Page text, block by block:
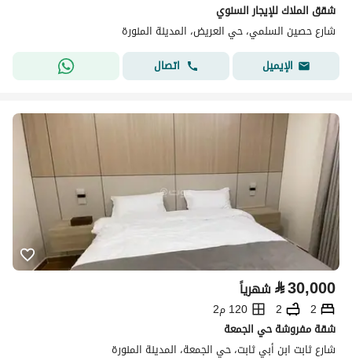
شقق الملاك للإيجار السنوي
شارع حصين السلمي، حي العريض، المدينة المنورة
الإيميل
اتصال
⃁30,000 شهرياً
2
2
120 م2
شقة مفروشة حي الجمعة
شارع ثابت ابن أبي ثابت، حي الجمعة، المدينة المنورة